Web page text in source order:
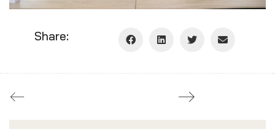
Share: